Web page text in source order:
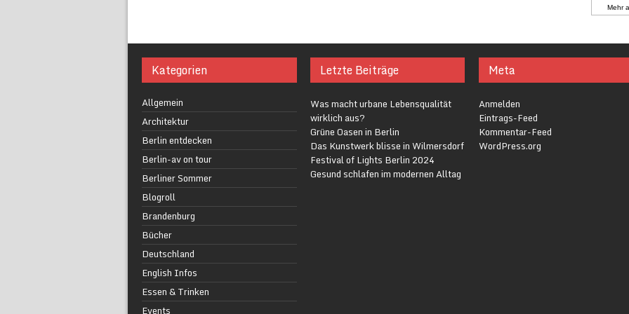
Mehr
Kategorien
Allgemein
Architektur
Berlin entdecken
Berlin-av on tour
Berliner Sommer
Blogroll
Brandenburg
Bücher
Deutschland
English Infos
Essen & Trinken
Events
Letzte Beiträge
Was macht urbane Lebensqualität
wirklich aus?
Grüne Oasen in Berlin
Das Kunstwerk blisse in Wilmersdorf
Festival of Lights Berlin 2024
Gesund schlafen im modernen Alltag
Meta
Anmelden
Eintrags-Feed
Kommentar-Feed
WordPress.org